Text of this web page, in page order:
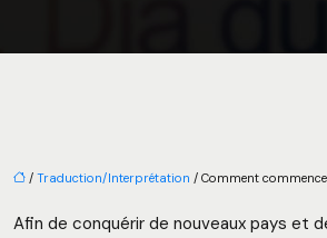
/ Traduction/Interprétation / Comment
Afin de conquérir de nouveaux pays et